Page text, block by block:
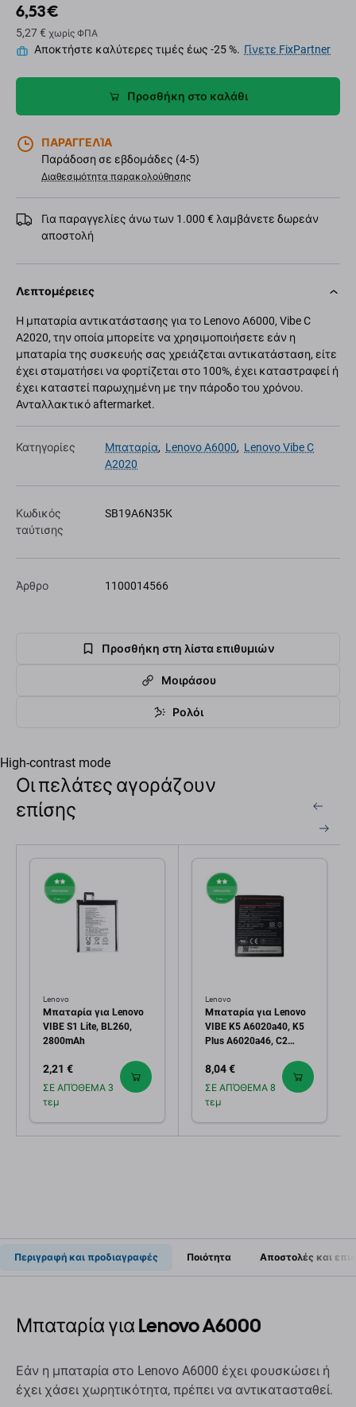
6,53 €
5,27 € χωρίς ΦΠΑ
Αποκτήστε καλύτερες τιμές έως -25 %. Γίνετε FixPartner
Προσθήκη στο καλάθι
ΠΑΡΑΓΓΕΛΊΑ
Παράδοση σε εβδομάδες (4-5)
Διαθεσιμότητα παρακολούθησης
Για παραγγελίες άνω των 1.000 € λαμβάνετε δωρεάν
αποστολή
Λεπτομέρειες
Η μπαταρία αντικατάστασης για το Lenovo A6000, Vibe C
A2020, την οποία μπορείτε να χρησιμοποιήσετε εάν η
μπαταρία της συσκευής σας χρειάζεται αντικατάσταση, είτε
έχει σταματήσει να φορτίζεται στο 100%, έχει καταστραφεί ή
έχει καταστεί παρωχημένη με την πάροδο του χρόνου.
Ανταλλακτικό aftermarket.
Κατηγορίες Μπαταρία, Lenovo A6000, Lenovo Vibe C
A2020
Κωδικός
ταύτισης
SB19A6N35K
Άρθρο 1100014566
Προσθήκη στη λίστα επιθυμιών
Μοιράσου
Ρολόι
High-contrast mode
Οι πελάτες αγοράζουν
επίσης
Lenovo
Μπαταρία για Lenovo
VIBE S1 Lite, BL260,
2800mAh
2,21 €
ΣΕ ΑΠΌΘΕΜΑ 3
τεμ
Lenovo
Μπαταρία για Lenovo
VIBE K5 A6020a40, K5
Plus A6020a46, C2
2750mAh
8,04 €
ΣΕ ΑΠΌΘΕΜΑ 8
τεμ
Περιγραφή και προδιαγραφές Ποιότητα Αποστολές και
Μπαταρία για Lenovo A6000
Εάν η μπαταρία στο Lenovo A6000 έχει φουσκώσει ή
έχει χάσει χωρητικότητα, πρέπει να αντικατασταθεί.